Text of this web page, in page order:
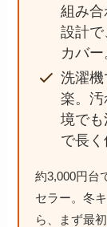
組み
設計で
カバー
洗濯
楽。
境で
で長く
約3,000円台
セラー。冬
ら、まず最